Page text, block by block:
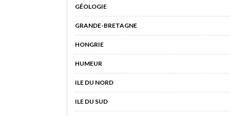
GÉOLOGIE
GRANDE-BRETAGNE
HONGRIE
HUMEUR
ILE DU NORD
ILE DU SUD